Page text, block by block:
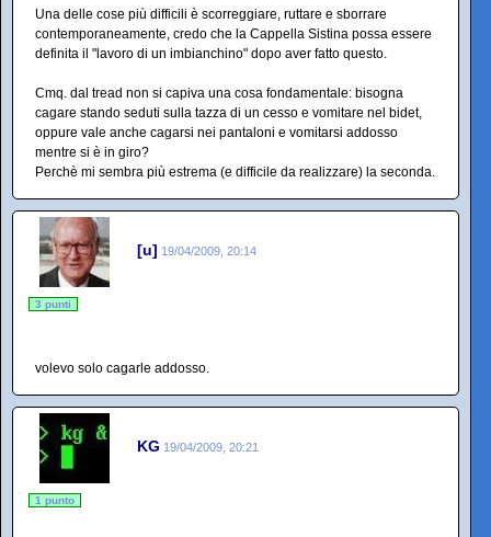
Una delle cose più difficili è scorreggiare, ruttare e sborrare
contemporaneamente, credo che la Cappella Sistina possa essere
definita il "lavoro di un imbianchino" dopo aver fatto questo.
Cmq. dal tread non si capiva una cosa fondamentale: bisogna
cagare stando seduti sulla tazza di un cesso e vomitare nel bidet,
oppure vale anche cagarsi nei pantaloni e vomitarsi addosso
mentre si è in giro?
Perchè mi sembra più estrema (e difficile da realizzare) la seconda.
[u] 19/04/2009, 20:14
3 punti
volevo solo cagarle addosso.
KG 19/04/2009, 20:21
1 punto